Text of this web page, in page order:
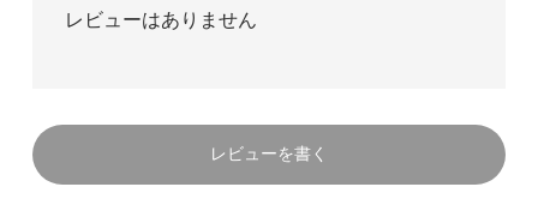
レビューはありません
レビューを書く